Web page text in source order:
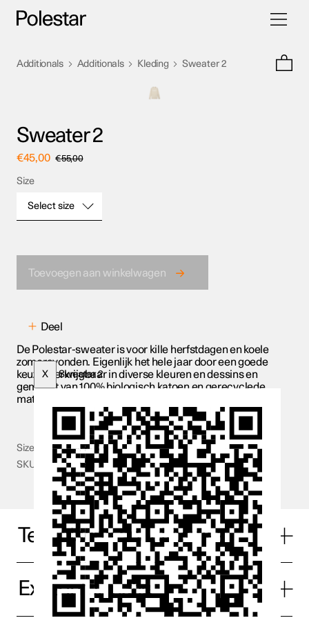
Ga
Additionals > Additionals > Kleding > Sweater 2
Sweater 2
€45,00 €55,00
Size
Select size
Toevoegen aan winkelwagen
Deel
X Sweater 2
De Polestar-sweater is voor kille herfstdagen en koele
zomeravonden. Eigenlijk het hele jaar door een goede
keuze. Verkrijgbaar in diverse kleuren en dessins en
gemaakt van 100% biologisch katoen en gerecyclede
materialen.
Size
XS - XXL
SKU
PS015
Technische specificaties
Extra informatie